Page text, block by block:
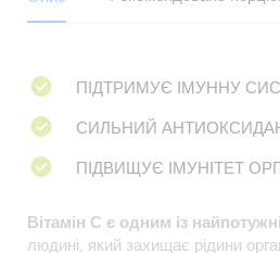
ПІДТРИМУЄ ІМУННУ
СИЛЬНИЙ
ПІДВИЩУЄ ІМУНІТЕТ
Вітамін С є одним із
людині, який захищає рідини